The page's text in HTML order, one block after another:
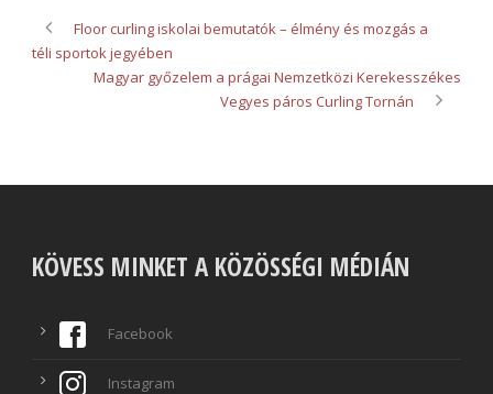
Floor curling iskolai bemutatók – élmény és mozgás a
téli sportok jegyében
Magyar győzelem a prágai Nemzetközi Kerekesszékes
Vegyes páros Curling Tornán
KÖVESS MINKET A KÖZÖSSÉGI MÉDIÁN
Facebook
Instagram